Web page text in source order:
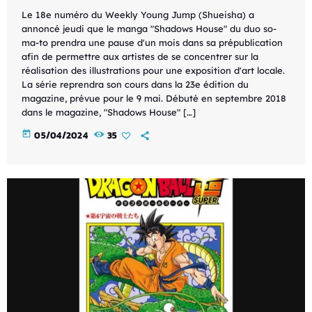
Le 18e numéro du Weekly Young Jump (Shueisha) a
annoncé jeudi que le manga "Shadows House" du duo so-
ma-to prendra une pause d'un mois dans sa prépublication
afin de permettre aux artistes de se concentrer sur la
réalisation des illustrations pour une exposition d'art locale.
La série reprendra son cours dans la 23e édition du
magazine, prévue pour le 9 mai. Débuté en septembre 2018
dans le magazine, "Shadows House" […]
today 05/04/2024 35